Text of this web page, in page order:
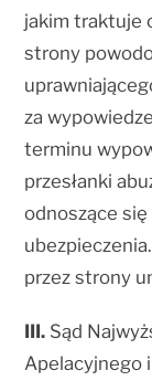
jakim traktuje
strony
za
terminu
przesłanki
odnoszące się
przez strony
III. Sąd
Apelacyjnego